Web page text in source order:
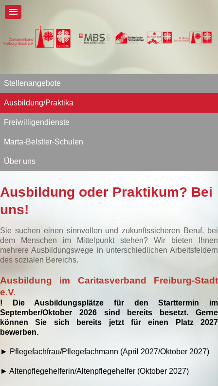
Stellenangebote
Ausbildung/Praktika
Freiwilligendienste
Marta-Belstler-Schulen
Über uns
Ausbildung oder Praktikum? Bei
uns!
Sie suchen einen sinnvollen und zukunftssicheren Beruf, bei
dem Menschen im Mittelpunkt stehen? Wir bieten Ihnen
mehrere Ausbildungswege in unterschiedlichen Arbeitsfeldern
des sozialen Bereichs.
Ausbildung im Caritasverband Freiburg-Stadt
e.V.
! Die Ausbildungsplätze für den Starttermin im
September/Oktober 2026 sind bereits besetzt. Gerne
können Sie sich bereits jetzt für einen Platz 2027
bewerben.
► Pflegefachfrau/Pflegefachmann (April 2027/Oktober 2027)
► Altenpflegehelferin/Altenpflegehelfer (Oktober 2027)